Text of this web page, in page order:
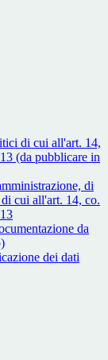
di cui all'art. 14,
(da pubblicare in
di
cui all'art. 14, co.
da
dei dati